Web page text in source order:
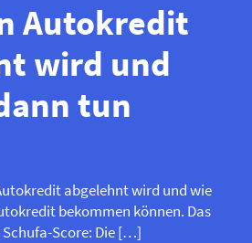
Autokredit
wird und
tun
abgelehnt wird und wie
bekommen können. Das
Schufa-Score: Die […]